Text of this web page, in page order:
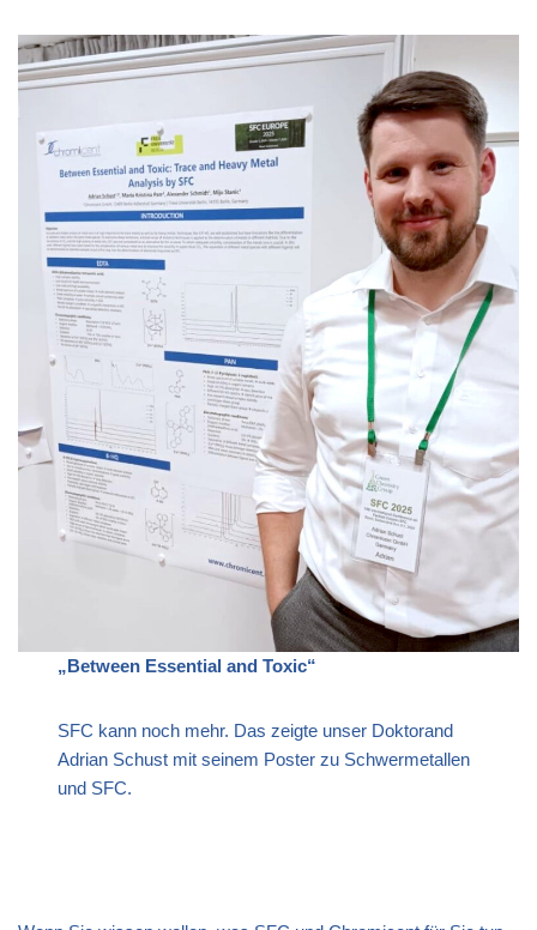
„Between Essential and Toxic“
SFC kann noch mehr. Das zeigte unser Doktorand
Adrian Schust mit seinem Poster zu Schwermetallen
und SFC.